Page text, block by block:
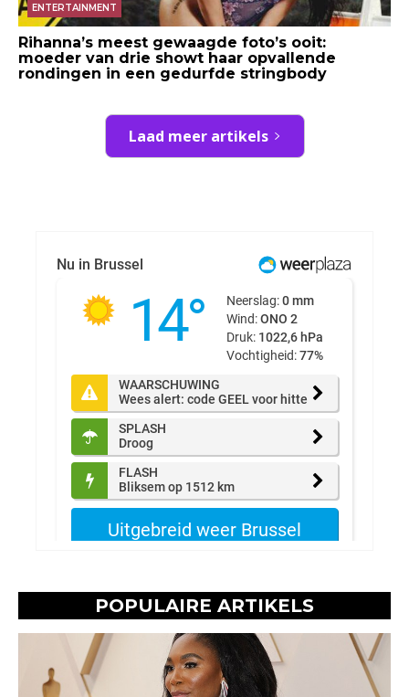
ENTERTAINMENT
Rihanna’s meest gewaagde foto’s ooit:
moeder van drie showt haar opvallende
rondingen in een gedurfde stringbody
Laad meer artikels
POPULAIRE ARTIKELS